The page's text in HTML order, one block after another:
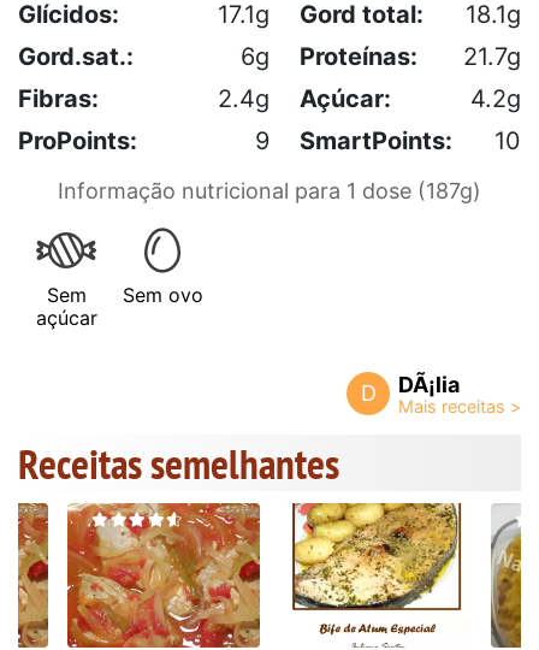
Glícidos: 17.1g Gord total:
18.1g
Gord.sat.:
6g Proteínas:
21.7g
Fibras:
2.4g Açúcar:
4.2g
ProPoints:
9 SmartPoints: 10
Informação nutricional para 1 dose (187g)
Sem
açúcar
Sem ovo
D DÃ¡lia
Receitas semelhantes